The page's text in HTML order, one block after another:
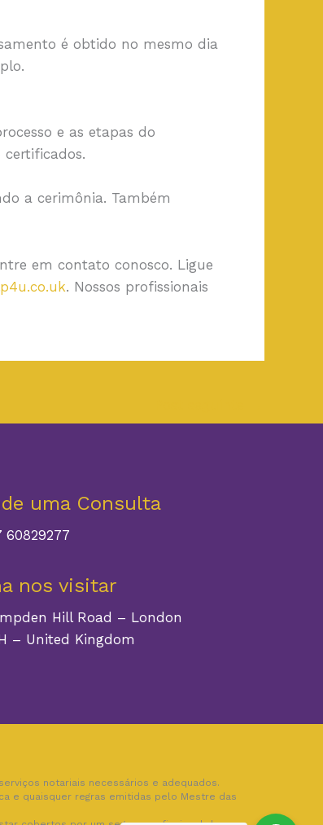
é obtido no mesmo dia
e as etapas do
a cerimônia. Também
em contato conosco. Ligue
. Nossos profissionais
uma Consulta
60829277
nos visitar
Hill Road – London
– United Kingdom
notariais necessários e adequados.
e quaisquer regras emitidas pelo Mestre das